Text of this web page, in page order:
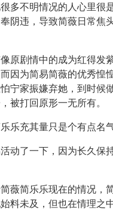
多不明情况的人心里很
阴违，导致简薇日常焦
原剧情中的成为红得发
因为简易简薇的优秀惶
宁家振嫌弃她，到时候
被打回原形一无所有。
乐充其量只是个有点名
动了一下，因为长久保
薇简乐乐现在的情况，
料未及，但也在情理之中